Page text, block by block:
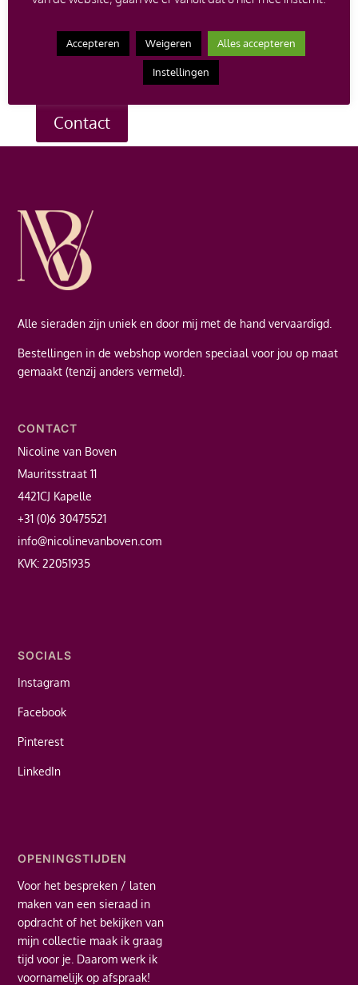
juweel.Heb je een vraag over een bepaald sieraad, of
wil je een afspraak maken om te komen passen? Neem
dan contact met me op en ik help je graag verder.
Contact
Alle sieraden zijn uniek en door mij met de hand vervaardigd.
Bestellingen in de webshop worden speciaal voor jou op maat
gemaakt (tenzij anders vermeld).
CONTACT
Nicoline van Boven
Mauritsstraat 11
4421CJ Kapelle
+31 (0)6 30475521
info@nicolinevanboven.com
KVK: 22051935
SOCIALS
Instagram
Facebook
Pinterest
LinkedIn
OPENINGSTIJDEN
Voor het bespreken / laten
maken van een sieraad in
opdracht of het bekijken van
mijn collectie maak ik graag
tijd voor je. Daarom werk ik
voornamelijk op afspraak!
Accepteren Weigeren Alles accepteren
Instellingen